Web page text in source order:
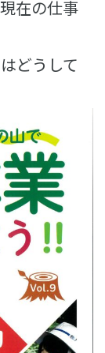
在の仕事
うして